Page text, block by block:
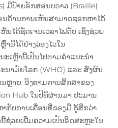
ມີປ້າຍອັກສອນບຣາວ (Braille)
ດ້ານການເຫັນສາມາດຊອກຫາໄດ້
ນໄດ້ຊັດເຈນເວລາໄຟດັບ ເຊິ່ງຊ່ວຍ
ນີ້ໄດ້ຢ່າງວ່ອງໄວໃນ
ເຫຼົ່ານີ້ເປັນໄປຕາມຄຳແນະນຳ
ະນາມັຍໂລກ (WHO) ແລະ ສົ່ງຜົນ
ຫຼາຍ. ອີງຕາມການສຶກສາຂອງ
Hub ໃນປີທີ່ຜ່ານມາ ປະມານ
ກັບການເຄື່ອນທີ່ຂອງມື ຮູ້ສຶກວ່າ
ຊ່ວຍເພີ່ມຄວາມເປັນອິດສະຫຼະໃນ